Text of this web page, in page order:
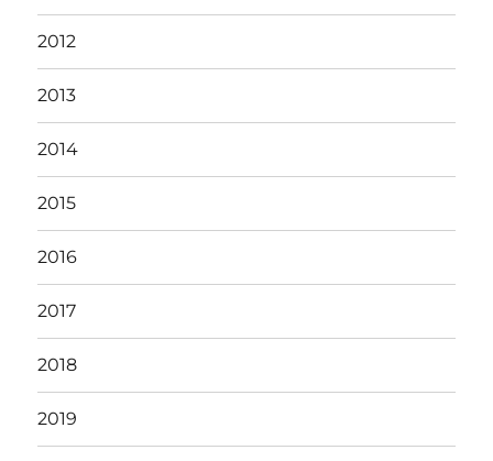
2012
2013
2014
2015
2016
2017
2018
2019